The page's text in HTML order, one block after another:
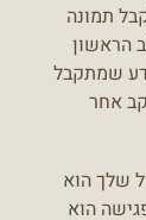
תמונה
הראשון
שמתקבל
אחר
שלך הוא
הוא